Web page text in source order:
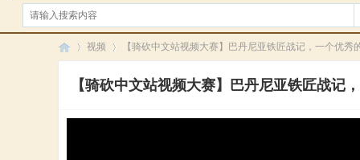
骑砍周边
骑 »
视频
»
【骑砍中文站视频大赛】巴丹尼亚铁匠战记，一个优
【骑砍中文站视频大赛】巴丹尼亚铁匠战记